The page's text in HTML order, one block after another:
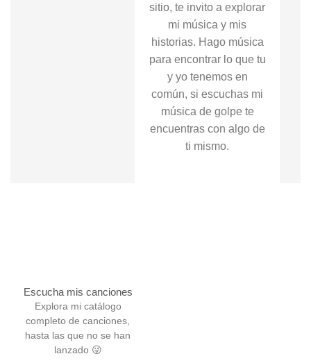
sitio, te invito a explorar
mi música y mis
historias. Hago música
para encontrar lo que tu
y yo tenemos en
común, si escuchas mi
música de golpe te
encuentras con algo de
ti mismo.
Escucha mis canciones
Explora mi catálogo
completo de canciones,
hasta las que no se han
lanzado 😜